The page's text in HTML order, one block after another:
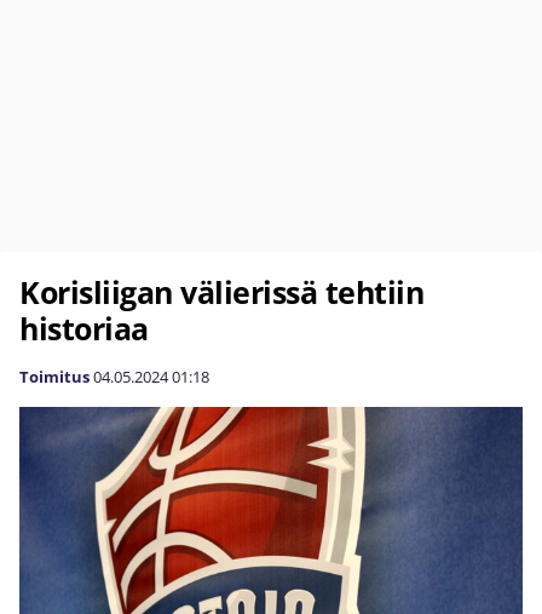
Korisliigan välierissä tehtiin
historiaa
Toimitus04.05.202401:18